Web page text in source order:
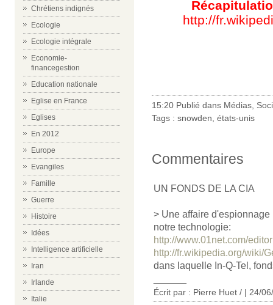
Chrétiens indignés
Ecologie
Ecologie intégrale
Economie-
financegestion
Education nationale
Eglise en France
Eglises
En 2012
Europe
Evangiles
Famille
Guerre
Histoire
Idées
Intelligence artificielle
Iran
Irlande
Italie
http://
15:20 Publié dans Médias
Tags : snowden états-unis
Commentaires
UN FONDS DE LA CIA
> Une affaire
notre technologie:
http://www.01net.com/
http://fr.wikipedia.org/wiki/
dans laquelle In-Q-Tel,
Écrit par : Pierre Huet / | 24/